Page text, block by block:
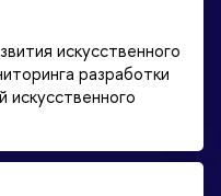
искусственного
разработки
искусственного